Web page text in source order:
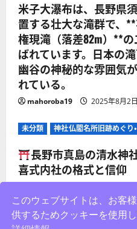
米子大瀑布は、長野県
置する壮大な滝群で、
権現滝（落差82m）**
ばれています。日本の
幽谷の神秘的な雰囲気
れている。
mahoroba19 2025年8月2日
未分類 神社仏閣名所旧跡めぐり
長野市真島の清水神
喜式内社の格式と信仰
このウェブサイトは、お客
供するためクッキーを使用し